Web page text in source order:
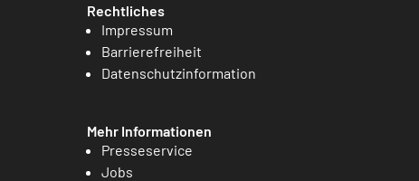
Rechtliches
Impressum
Barrierefreiheit
Datenschutzinformation
Mehr Informationen
Presseservice
Jobs